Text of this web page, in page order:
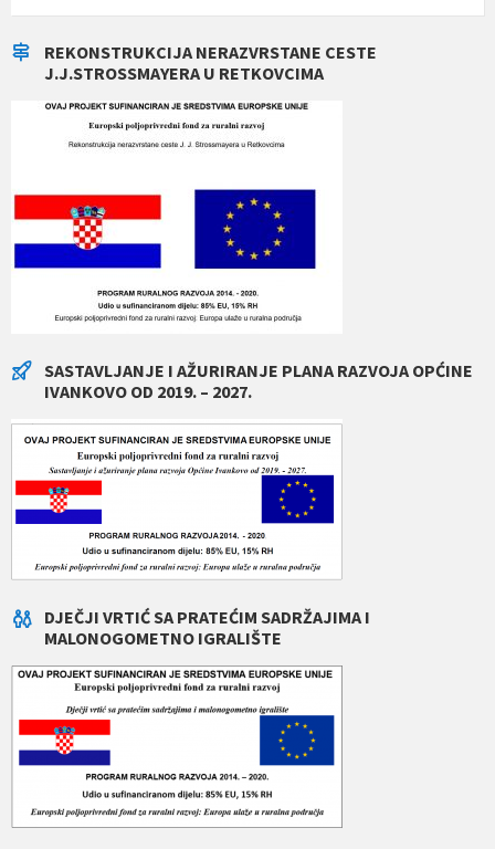
REKONSTRUKCIJA NERAZVRSTANE CESTE
J.J.STROSSMAYERA U RETKOVCIMA
SASTAVLJANJE I AŽURIRANJE PLANA RAZVOJA OPĆINE
IVANKOVO OD 2019. – 2027.
DJEČJI VRTIĆ SA PRATEĆIM SADRŽAJIMA I
MALONOGOMETNO IGRALIŠTE